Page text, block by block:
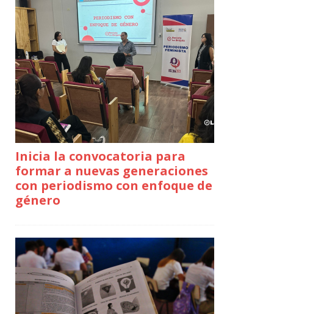
Inicia la convocatoria para
formar a nuevas generaciones
con periodismo con enfoque de
género